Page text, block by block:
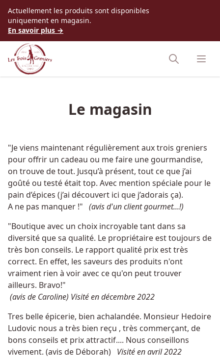
Accès au contenu
Actuellement les produits sont disponibles
uniquement en magasin.
En savoir plus →
Le magasin
"Je viens maintenant régulièrement aux trois greniers
pour offrir un cadeau ou me faire une gourmandise,
on trouve de tout. Jusqu’à présent, tout ce que j’ai
goûté ou testé était top. Avec mention spéciale pour le
pain d’épices (j’ai découvert ici que j’adorais ça).
A ne pas manquer !" (avis d'un client gourmet...!)
"Boutique avec un choix incroyable tant dans sa
diversité que sa qualité. Le propriétaire est toujours de
très bon conseils. Le rapport qualité prix est très
correct. En effet, les saveurs des produits n'ont
vraiment rien à voir avec ce qu'on peut trouver
ailleurs. Bravo!"
(avis de Caroline) Visité en décembre 2022
Tres belle épicerie, bien achalandée. Monsieur Hedoire
Ludovic nous a très bien reçu , très commerçant, de
bons conseils et prix attractif.... Nous conseillons
vivement. (avis de Déborah) Visité en avril 2022